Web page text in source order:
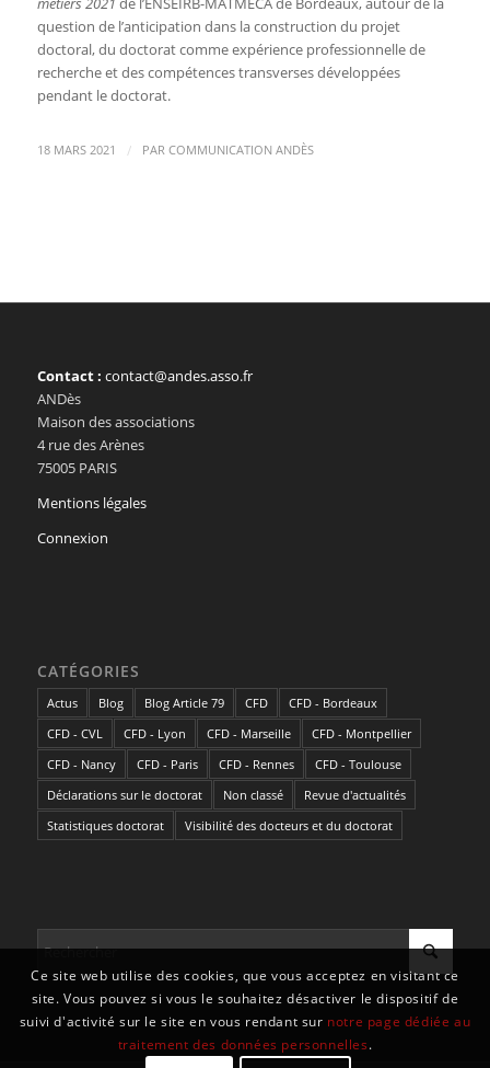
question de l’anticipation dans la construction du projet
doctoral, du doctorat comme expérience professionnelle de
recherche et des compétences transverses développées
pendant le doctorat.
18 MARS 2021 / PAR COMMUNICATION ANDÈS
Contact : contact@andes.asso.fr
ANDès
Maison des associations
4 rue des Arènes
75005 PARIS
Mentions légales
Connexion
CATÉGORIES
Actus Blog Blog Article 79 CFD
CFD - Bordeaux
CFD - CVL
CFD - Lyon CFD - Marseille
CFD - Montpellier
CFD - Nancy
CFD - Paris CFD - Rennes
CFD - Toulouse
Déclarations sur le doctorat
Non classé
Revue d'actualités
Statistiques doctorat
Visibilité des docteurs et du doctorat
Ce site web utilise des cookies, que vous acceptez en visitant ce
site. Vous pouvez si vous le souhaitez désactiver le dispositif de
suivi d'activité sur le site en vous rendant sur notre page dédiée au
traitement des données personnelles.